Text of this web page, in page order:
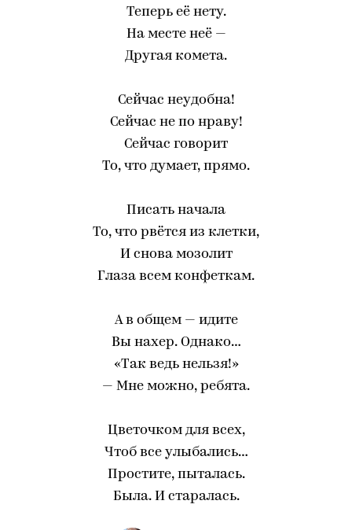
Теперь её нету.
На месте неё —
Другая комета.
Сейчас неудобна!
Сейчас не по нраву!
Сейчас говорит
То, что думает, прямо.
Писать начала
То, что рвётся из клетки,
И снова мозолит
Глаза всем конфеткам.
А в общем — идите
Вы нахер. Однако…
«Так ведь нельзя!»
— Мне можно, ребята.
Цветочком для всех,
Чтоб все улыбались…
Простите, пыталась.
Была. И старалась.